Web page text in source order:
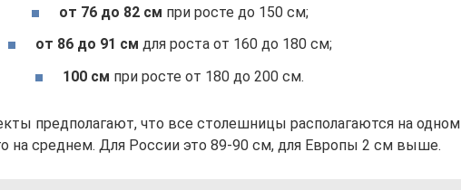
от 76 до 82 см при росте до 150 см;
от 86 до 91 см для роста от 160 до 180 см;
100 см при росте от 180 до 200 см.
предполагают, что все столешницы располагаются на одном
на среднем. Для России это 89-90 см, для Европы 2 см выше.